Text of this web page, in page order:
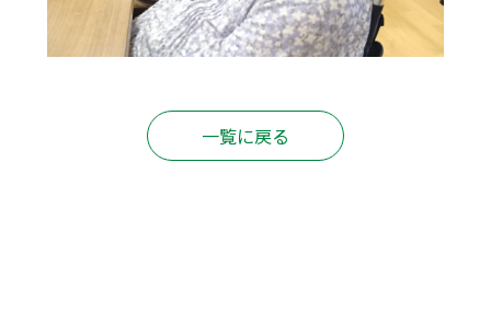
一覧に戻る